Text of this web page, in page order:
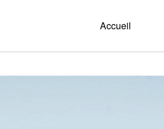
Accueil